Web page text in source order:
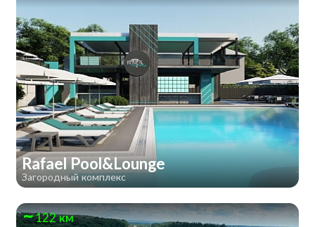
Rafael Pool&Lounge
Загородный комплекс
122 км